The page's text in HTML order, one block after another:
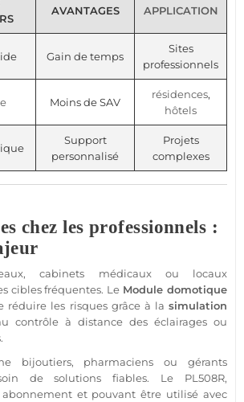
AVANTAGES APPLICATION
Gain de temps
Sites
professionnels
Moins de SAV
résidences,
hôtels
Support
personnalisé
Projets
complexes
chez les professionnels :
,cabinets médicaux ou locaux
cibles fréquentes. Le Module domotique
réduire les risques grâce à la simulation
contrôle à distance des éclairages ou
bijoutiers, pharmaciens ou gérants
de solutions fiables. Le PL508R,
abonnementet pouvant être utilisé avec